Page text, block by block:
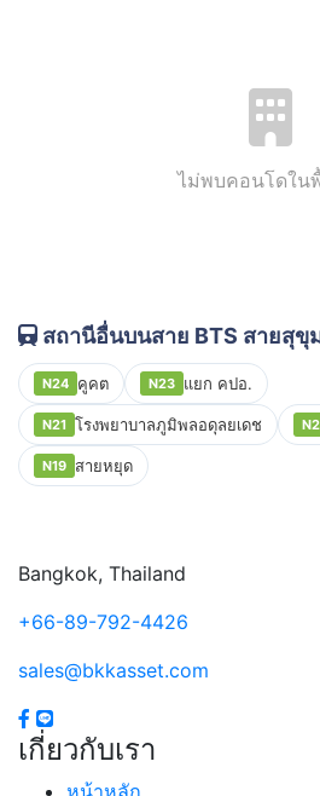
ไม่พบคอนโดใน
สถานีอื่นบนสาย BTS สายสุขุ
N24 คูคต N23 แยก คปอ.
N21 โรงพยาบาลภูมิพลอดุลยเดช
N19 สายหยุด
Bangkok, Thailand
+66-89-792-4426
sales@bkkasset.com
เกี่ยวกับเรา
หน้าหลัก